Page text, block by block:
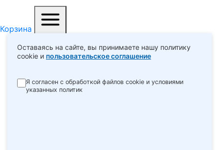
Оставаясь на сайте, вы принимаете нашу политику
cookie и пользовательское соглашение
Я согласен с обработкой файлов cookie и условиями
указанных политик
Корзина